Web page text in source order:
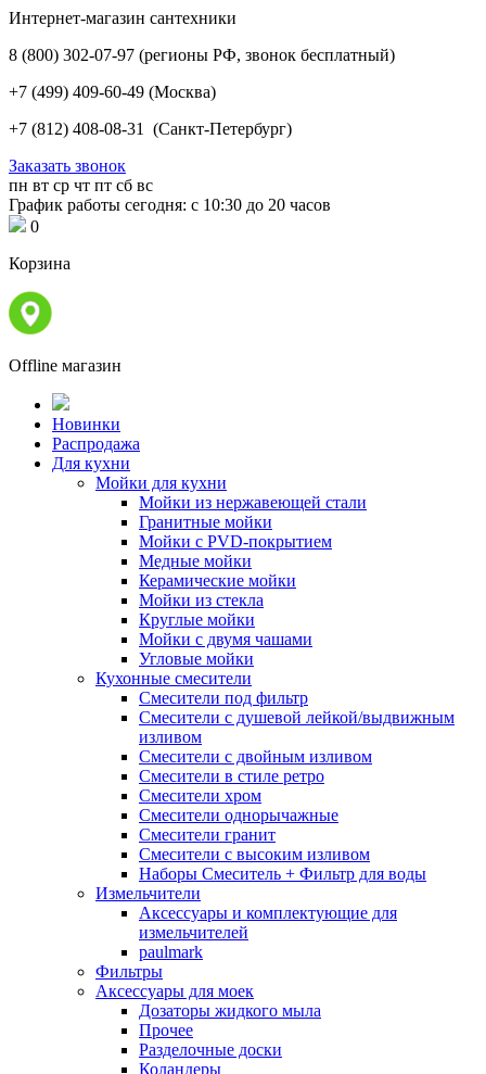
Интернет-магазин сантехники
8 (800) 302-07-97 (регионы РФ, звонок бесплатный)
+7 (499) 409-60-49 (Москва)
+7 (812) 408-08-31 (Санкт-Петербург)
Заказать звонок
пн вт ср чт пт сб вс
График работы сегодня: с 10:30 до 20 часов
0
Корзина
Offline магазин
Новинки
Распродажа
Для кухни
Мойки для кухни
Мойки из нержавеющей стали
Гранитные мойки
Мойки с PVD-покрытием
Медные мойки
Керамические мойки
Мойки из стекла
Круглые мойки
Мойки с двумя чашами
Угловые мойки
Кухонные смесители
Смесители под фильтр
Смесители с душевой лейкой/выдвижным
изливом
Смесители с двойным изливом
Смесители в стиле ретро
Смесители хром
Смесители однорычажные
Смесители гранит
Смесители с высоким изливом
Наборы Смеситель + Фильтр для воды
Измельчители
Аксессуары и комплектующие для
измельчителей
paulmark
Фильтры
Аксессуары для моек
Дозаторы жидкого мыла
Прочее
Разделочные доски
Коландеры